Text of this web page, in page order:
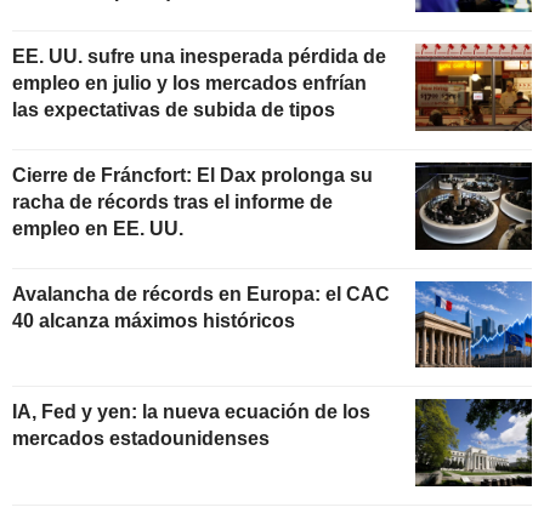
EE. UU. sufre una inesperada pérdida de
empleo en julio y los mercados enfrían
las expectativas de subida de tipos
Cierre de Fráncfort: El Dax prolonga su
racha de récords tras el informe de
empleo en EE. UU.
Avalancha de récords en Europa: el CAC
40 alcanza máximos históricos
IA, Fed y yen: la nueva ecuación de los
mercados estadounidenses